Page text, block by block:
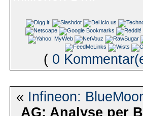
( 0
« Infineon:
AG: Analyse per